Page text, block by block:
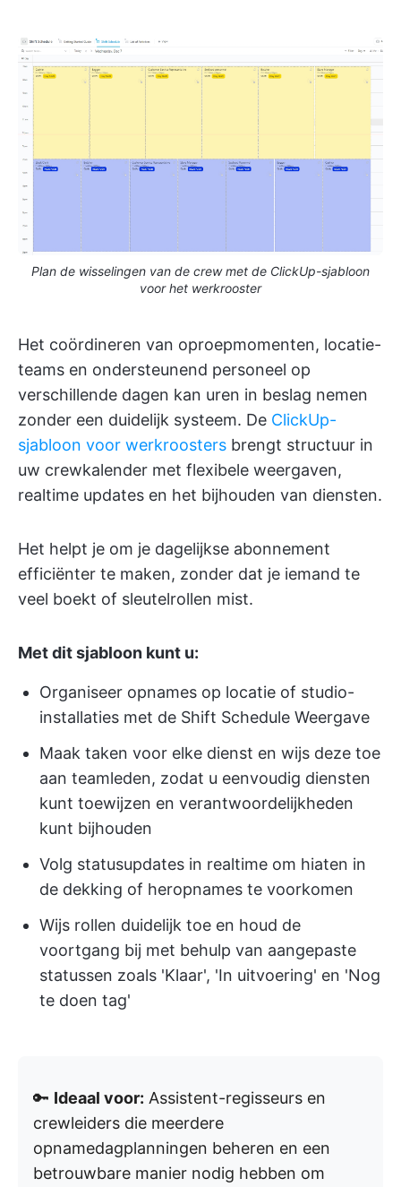
Plan de wisselingen van de crew met de ClickUp-sjabloon
voor het werkrooster
Het coördineren van oproepmomenten, locatie-
teams en ondersteunend personeel op
verschillende dagen kan uren in beslag nemen
zonder een duidelijk systeem. De ClickUp-
sjabloon voor werkroosters brengt structuur in
uw crewkalender met flexibele weergaven,
realtime updates en het bijhouden van diensten.
Het helpt je om je dagelijkse abonnement
efficiënter te maken, zonder dat je iemand te
veel boekt of sleutelrollen mist.
Met dit sjabloon kunt u:
Organiseer opnames op locatie of studio-
installaties met de Shift Schedule Weergave
Maak taken voor elke dienst en wijs deze toe
aan teamleden, zodat u eenvoudig diensten
kunt toewijzen en verantwoordelijkheden
kunt bijhouden
Volg statusupdates in realtime om hiaten in
de dekking of heropnames te voorkomen
Wijs rollen duidelijk toe en houd de
voortgang bij met behulp van aangepaste
statussen zoals 'Klaar', 'In uitvoering' en 'Nog
te doen tag'
🔑 Ideaal voor: Assistent-regisseurs en
crewleiders die meerdere
opnamedagplanningen beheren en een
betrouwbare manier nodig hebben om